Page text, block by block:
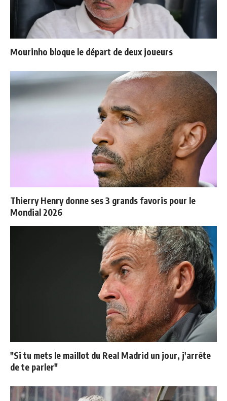
Mourinho bloque le départ de deux joueurs
Thierry Henry donne ses 3 grands favoris pour le
Mondial 2026
"Si tu mets le maillot du Real Madrid un jour, j'arrête
de te parler"